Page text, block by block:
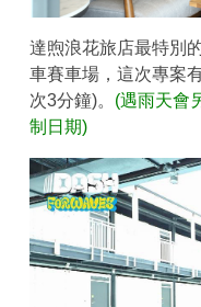
達煦浪花旅店最特別
車賽車場，這次專案
次3分鐘)。 (遇雨天會
制日期)